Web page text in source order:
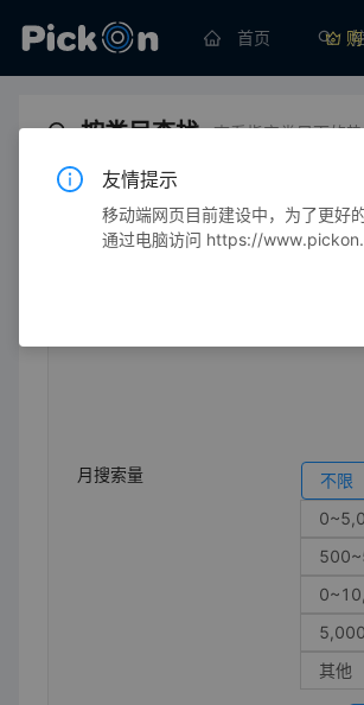
首页
按类目查找 查看指定类目下的
生育/育儿 幼儿床上用品 防水褥子
月搜索量
不限
其他
友情提示
移动端网页目前建设中，为了更好
通过电脑访问 https://